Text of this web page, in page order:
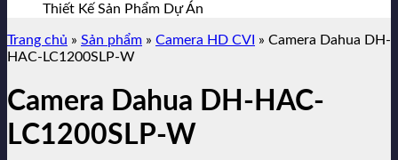
Thiết Kế Sản Phẩm Dự Án
Trang chủ » Sản phẩm » Camera HD CVI » Camera Dahua DH-
HAC-LC1200SLP-W
Camera Dahua DH-HAC-
LC1200SLP-W